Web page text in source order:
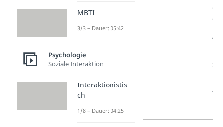
🗣️
MBTI
3/3 – Dauer: 05:42
Psychologie
Soziale Interaktion
Interaktionistis
ch
1/8 – Dauer: 04:25